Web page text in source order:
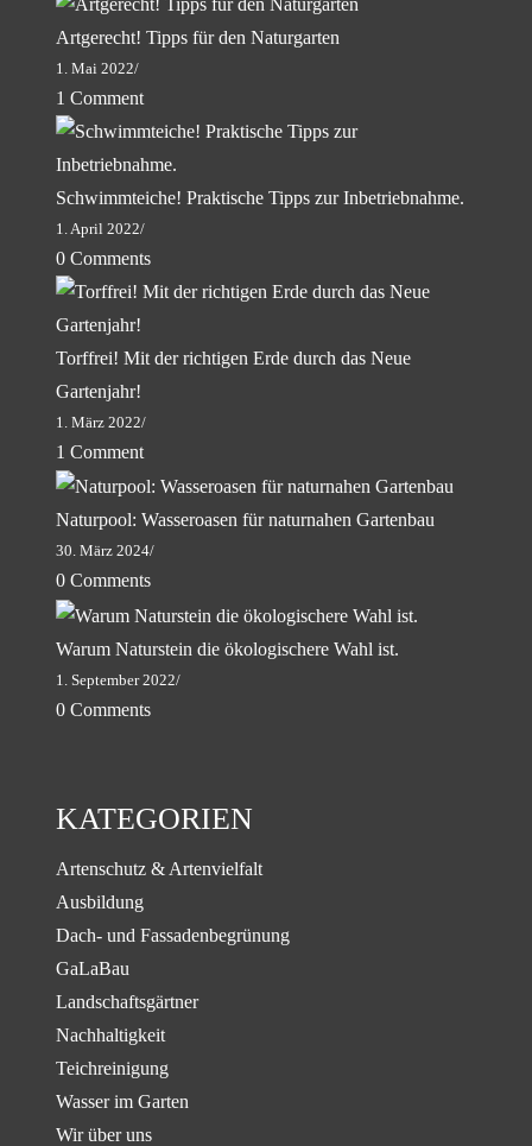
Artgerecht! Tipps für den Naturgarten
1. Mai 2022/
1 Comment
Schwimmteiche! Praktische Tipps zur Inbetriebnahme.
1. April 2022/
0 Comments
Torffrei! Mit der richtigen Erde durch das Neue
Gartenjahr!
1. März 2022/
1 Comment
Naturpool: Wasseroasen für naturnahen Gartenbau
30. März 2024/
0 Comments
Warum Naturstein die ökologischere Wahl ist.
1. September 2022/
0 Comments
KATEGORIEN
Artenschutz & Artenvielfalt
Ausbildung
Dach- und Fassadenbegrünung
GaLaBau
Landschaftsgärtner
Nachhaltigkeit
Teichreinigung
Wasser im Garten
Wir über uns